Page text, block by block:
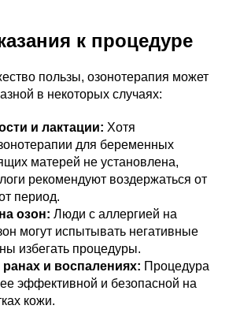
к процедуре
пользы, озонотерапия может
в некоторых случаях:
и лактации: Хотя
для беременных
матерей не установлена,
рекомендуют воздержаться от
период.
озон: Люди с аллергией на
могут испытывать негативные
избегать процедуры.
и воспалениях: Процедура
эффективной и безопасной на
кожи.